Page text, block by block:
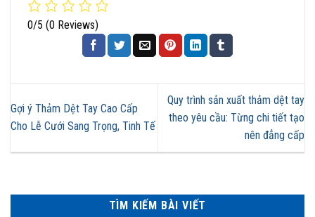
TÌM KIẾM BÀI VIẾT
0/5 (0 Reviews)
Gợi ý Thảm Dệt Tay Cao Cấp
Cho Lễ Cưới Sang Trọng, Tinh Tế
Quy trình sản xuất thảm dệt tay
theo yêu cầu: Từng chi tiết tạo
nên đẳng cấp